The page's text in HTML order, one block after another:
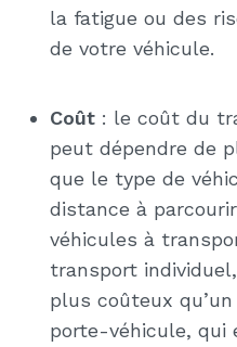
la fatigue ou des
de votre véhicule.
Coût : le coût du
peut dépendre de
que le type de
distance à
véhicules à
transport
plus coûteux
porte-véhicule, qui